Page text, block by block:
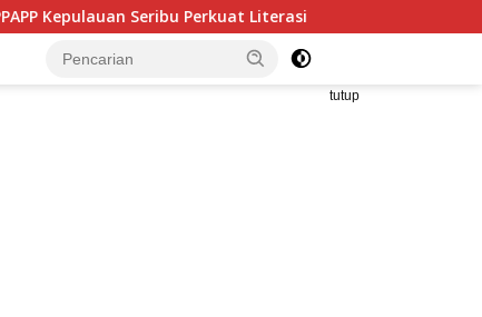
Literasi Masyarakat untuk Cegah Tindak Pidana
tutup